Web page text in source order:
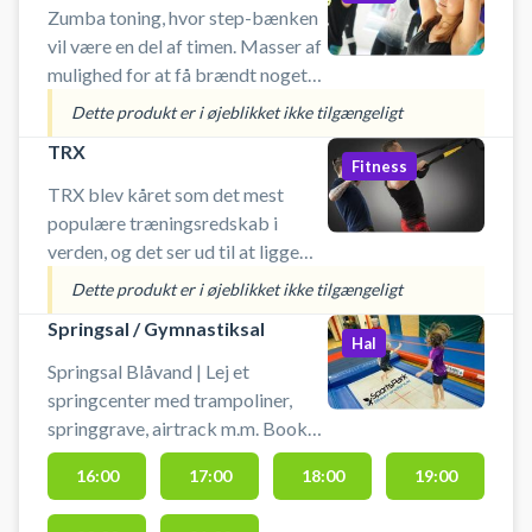
på panel ved døren.
Zumba toning, hvor step-bænken
vil være en del af timen. Masser af
mulighed for at få brændt noget
energi af, man bliver glad i låget af
Dette produkt er i øjeblikket ikke tilgængeligt
TRX
TRX blev kåret som det mest
populære træningsredskab i
verden, og det ser ud til at ligge
klart i toppen af populære
træningsredskaber igen i 2016.
Det er et af de absolut bedste
træningsformer, du ka
Fitness
Dette produkt er i øjeblikket ikke tilgængeligt
Springsal / Gymnastiksal
Springsal Blåvand | Lej et
springcenter med trampoliner,
springgrave, airtrack m.m. Book
en springsal og lav
springgymnastik i Blaavandshuk i
dedikerede lokaler.
Hal
16:00 17:00 18:00 19:00